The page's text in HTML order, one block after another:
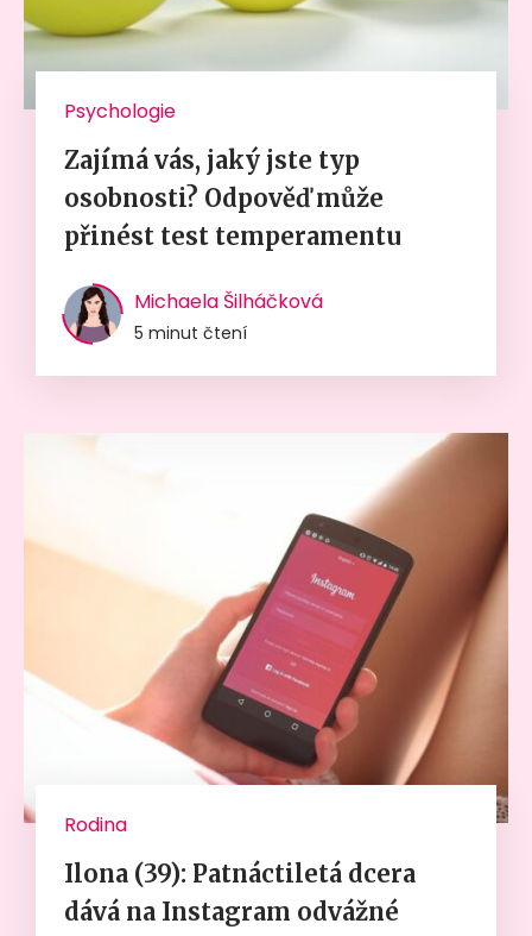
Psychologie
Zajímá vás, jaký jste typ
osobnosti? Odpověď může
přinést test temperamentu
Michaela Šilháčková
5 minut čtení
Rodina
Ilona (39): Patnáctiletá dcera
dává na Instagram odvážné